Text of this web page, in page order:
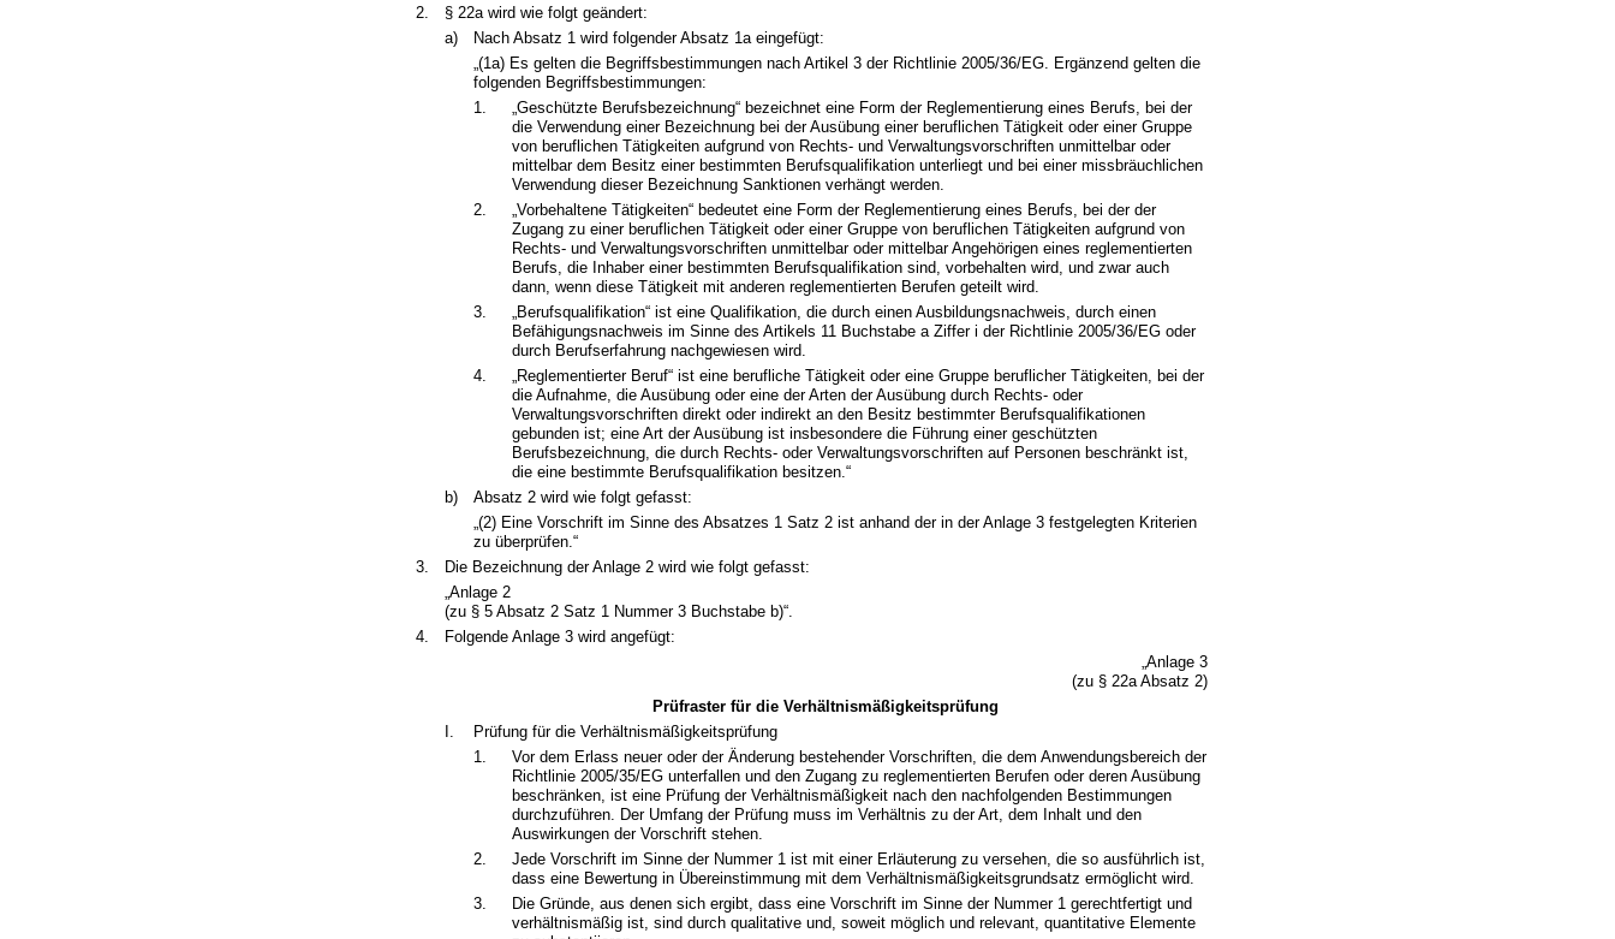
2.
§ 22a wird wie folgt geändert:
a)
Nach Absatz 1 wird folgender Absatz 1a eingefügt:
„(1a) Es gelten die Begriffsbestimmungen nach Artikel 3 der Richtlinie 2005/36/EG. Ergänzend gelten die
folgenden Begriffsbestimmungen:
1.
„Geschützte Berufsbezeichnung“ bezeichnet eine Form der Reglementierung eines Berufs, bei der
die Verwendung einer Bezeichnung bei der Ausübung einer beruflichen Tätigkeit oder einer Gruppe
von beruflichen Tätigkeiten aufgrund von Rechts- und Verwaltungsvorschriften unmittelbar oder
mittelbar dem Besitz einer bestimmten Berufsqualifikation unterliegt und bei einer missbräuchlichen
Verwendung dieser Bezeichnung Sanktionen verhängt werden.
2.
„Vorbehaltene Tätigkeiten“ bedeutet eine Form der Reglementierung eines Berufs, bei der der
Zugang zu einer beruflichen Tätigkeit oder einer Gruppe von beruflichen Tätigkeiten aufgrund von
Rechts- und Verwaltungsvorschriften unmittelbar oder mittelbar Angehörigen eines reglementierten
Berufs, die Inhaber einer bestimmten Berufsqualifikation sind, vorbehalten wird, und zwar auch
dann, wenn diese Tätigkeit mit anderen reglementierten Berufen geteilt wird.
3.
„Berufsqualifikation“ ist eine Qualifikation, die durch einen Ausbildungsnachweis, durch einen
Befähigungsnachweis im Sinne des Artikels 11 Buchstabe a Ziffer i der Richtlinie 2005/36/EG oder
durch Berufserfahrung nachgewiesen wird.
4.
„Reglementierter Beruf“ ist eine berufliche Tätigkeit oder eine Gruppe beruflicher Tätigkeiten, bei der
die Aufnahme, die Ausübung oder eine der Arten der Ausübung durch Rechts- oder
Verwaltungsvorschriften direkt oder indirekt an den Besitz bestimmter Berufsqualifikationen
gebunden ist; eine Art der Ausübung ist insbesondere die Führung einer geschützten
Berufsbezeichnung, die durch Rechts- oder Verwaltungsvorschriften auf Personen beschränkt ist,
die eine bestimmte Berufsqualifikation besitzen.“
b)
Absatz 2 wird wie folgt gefasst:
„(2) Eine Vorschrift im Sinne des Absatzes 1 Satz 2 ist anhand der in der Anlage 3 festgelegten Kriterien
zu überprüfen.“
3.
Die Bezeichnung der Anlage 2 wird wie folgt gefasst:
„Anlage 2
(zu § 5 Absatz 2 Satz 1 Nummer 3 Buchstabe b)“.
4.
Folgende Anlage 3 wird angefügt:
„Anlage 3
(zu § 22a Absatz 2)
Prüfraster für die Verhältnismäßigkeitsprüfung
I.
Prüfung für die Verhältnismäßigkeitsprüfung
1.
Vor dem Erlass neuer oder der Änderung bestehender Vorschriften, die dem Anwendungsbereich der
Richtlinie 2005/35/EG unterfallen und den Zugang zu reglementierten Berufen oder deren Ausübung
beschränken, ist eine Prüfung der Verhältnismäßigkeit nach den nachfolgenden Bestimmungen
durchzuführen. Der Umfang der Prüfung muss im Verhältnis zu der Art, dem Inhalt und den
Auswirkungen der Vorschrift stehen.
2.
Jede Vorschrift im Sinne der Nummer 1 ist mit einer Erläuterung zu versehen, die so ausführlich ist,
dass eine Bewertung in Übereinstimmung mit dem Verhältnismäßigkeitsgrundsatz ermöglicht wird.
3.
Die Gründe, aus denen sich ergibt, dass eine Vorschrift im Sinne der Nummer 1 gerechtfertigt und
verhältnismäßig ist, sind durch qualitative und, soweit möglich und relevant, quantitative Elemente